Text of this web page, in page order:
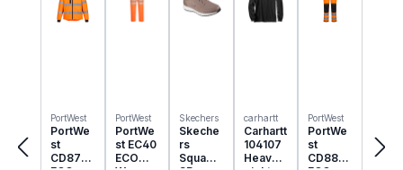
PortWest
PortWe
st
CD875
PortWest
PortWe
st EC40
ECO
Skechers
Skeche
rs
Squad
carhartt
Carhartt
104107
Heavyw
PortWest
PortWe
st
CD889